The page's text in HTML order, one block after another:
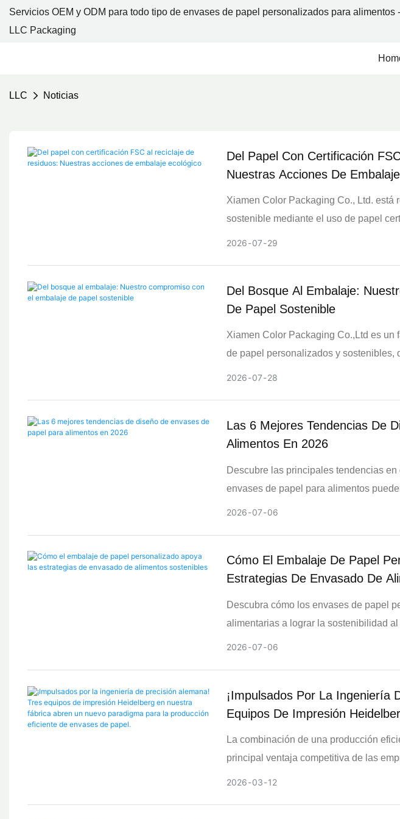
Servicios OEM y ODM para todo tipo de envases de papel personalizados para alimentos -
LLC Packaging
LLC Noticias
Del Papel Con Certificación
Nuestras Acciones De
Xiamen Color Packaging Co., Ltd. está
sostenible mediante el uso de papel
sostenibles.
2026 07 29
Del Bosque Al Embalaje:
De Papel Sostenible
Xiamen Color Packaging Co.,Ltd es un
de papel personalizados y sostenibles,
2026 07 28
Las 6 Mejores Tendencias De
Alimentos En 2026
Descubre las principales tendencias
envases de papel para alimentos
la marca y las decisiones de compra.
2026 07 06
Cómo El Embalaje De Papel
Estrategias De Envasado De
Descubra cómo los envases de papel
alimentarias a lograr la sostenibilidad
fortalecen las marcas y garantizan la
2026 07 06
¡Impulsados ​​por La Ingeniería
Equipos De Impresión
Nuevo Paradigma Para La
La combinación de una producción
principal ventaja competitiva de las
2026 03 12